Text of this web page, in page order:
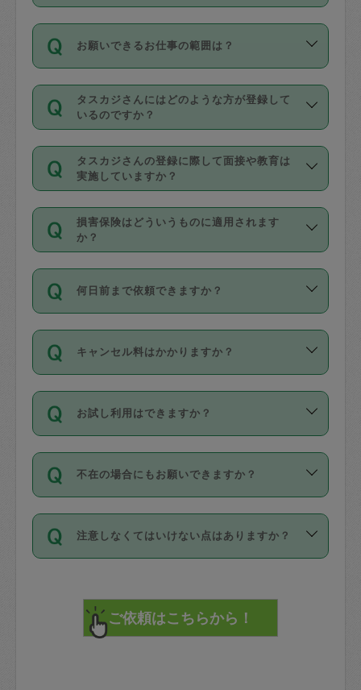
リカ、au WALLETなど）は支払にはご利
銀行振込や現金払いも対応していませ
なお、タスカジさんの交通費も、依頼料
金のご請求と合わせてお支払いとなりま
動計算で表示されます。
りに、一定数を超えたキャンセルは有償
（例：毎週定期の場合は３回以上のキャ
ンセルが有償（1200円、隔週定期の場合
は２回以上のキャンセルが有償（1200
ます。交通費の金額は「依頼の詳細」に
時間帯は3種類あります。いずれも１回あ
たり３時間です。
・ＡＭ ９時～１２時
・ＰＭ １３時～１６時
・夜 １８時～２１時
開始時間を２時間前後変更することが可
能です。依頼送信後、個別にタスカジさ
んにメッセージを送り調整してくださ
い。ただし、２時間を越えての調整はで
時間も被らない場合、損害保険の対象外
お願いできるお仕事の範囲は？
掃除、整理収納、洗濯、買い物、料理、
作り置きです。タスカジさんによってで
きる仕事の範囲が異なりますので、依頼
する前にタスカジさんのプロフィールで
確認してください。
基本的に、高所での作業や危険作業、屋
外での作業は対象外です。
タスカジさんにはどのような方が登録して
いるのですか？
主婦として長年の家事経験をお持ちの
方、栄養士・調理師といった資格者で保
育園や学校の給食やレストランで料理関
係の専門職に従事されていた方、日本で
すでにハウスキーパーや英語の先生とし
てお仕事をしているフィリピン出身の
社員など様々なバックグラウンドの方が
登録しています。
日本語も話せる方など様々です。
ールに記載していますので、各自の得意
を依頼してください。
タスカジさんの登録に際して面接や教育は
実施していますか？
応募の際に、各自事務局との面接と説明
を行っています。その後、身分証明書の
写真提出をしていただいています。外国
確認しています。タスカジさんトレーニ
ング動画を使ったセルフトレーニングの
現場トライアルを受け、合格したタスカ
ジさんが活動されています。
※テストセンターの講評は１件目のレビュ
参考
【詳細】タスカジさんの登録に際
損害保険はどういうものに適用されます
か？
依頼者とタスカジさんとの間でタスカジ
を通して成立した作業時間内での作業に
適用されます。作業範囲は、掃除、洗
です。作業中に物を壊したり、人にけが
をさせたりした場合が対象で、補償金額
す。
写真を撮り、
詳細FAQ：
損害賠償保険について教えて
何日前まで依頼できますか？
ご依頼は、現在を起点に3日後（72時間
以降）の日時から受付可能となっていま
す。
タスカジさんへ「募集」をかけることが
可能です。
キャンセル料はかかりますか？
キャンセル料には、以下の2種類がありま
す。
1. 直前キャンセル（定期、スポット契約
共通）
72時間を超える※と、以下のキャンセル
料が発生します。
直前キャンセル料：
72時間前〜24時間前＝依頼料金の50%
お試し利用はできますか？
「お試し利用」というメニューはありま
せんが、「一回のみ」依頼を活用するこ
とによって、気に入ったタスカジさんを
まず、条件の合う気になるタスカジさ
みてください。
その後、一番気に入ったタスカジさんに
不在の場合にもお願いできますか？
不在の場合の作業はタスカジさんの同意
が必要です。数回の依頼ののち、タスカ
ジさんと依頼者の間で十分な信頼関係が
てください。
不在時に部屋に入るためにタスカジさん
注意しなくてはいけない点はありますか？
で、必ず鍵のかかるロッカーや金庫に入
れて依頼者の責任の元管理するよう心掛
けてください。